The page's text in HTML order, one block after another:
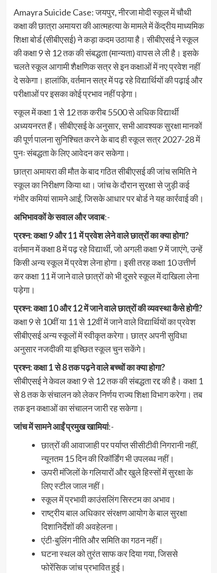
Amayra Suicide Case: जयपुर, नीरजा मोदी स्कूल में चौथी
कक्षा की छात्रा अमायरा की आत्महत्या के मामले में केंद्रीय माध्यमिक
शिक्षा बोर्ड (सीबीएसई) ने कड़ा कदम उठाया है। सीबीएसई ने स्कूल
की कक्षा 9 से 12 तक की संबद्धता (मान्यता) वापस ले ली है। इसके
चलते स्कूल आगामी शैक्षणिक सत्र से इन कक्षाओं में नए प्रवेश नहीं
दे सकेगा। हालांकि, वर्तमान सत्र में पढ़ रहे विद्यार्थियों की पढ़ाई और
परीक्षाओं पर इसका कोई प्रभाव नहीं पड़ेगा।
स्कूल में कक्षा 1 से 12 तक करीब 5500 से अधिक विद्यार्थी
अध्ययनरत हैं। सीबीएसई के अनुसार, सभी आवश्यक सुरक्षा मानकों
की पूर्ण पालना सुनिश्चित करने के बाद ही स्कूल सत्र 2027-28 में
पुनः संबद्धता के लिए आवेदन कर सकेगा।
छात्रा अमायरा की मौत के बाद गठित सीबीएसई की जांच समिति ने
स्कूल का निरीक्षण किया था। जांच के दौरान सुरक्षा से जुड़ी कई
गंभीर कमियां सामने आईं, जिसके आधार पर बोर्ड ने यह कार्रवाई की।
अभिभावकों के सवाल और जवाब:-
प्रश्न: कक्षा 9 और 11 में प्रवेश लेने वाले छात्रों का क्या होगा?
वर्तमान में कक्षा 8 में पढ़ रहे विद्यार्थी, जो अगली कक्षा 9 में जाएंगे, उन्हें
किसी अन्य स्कूल में प्रवेश लेना होगा। इसी तरह कक्षा 10 उत्तीर्ण
कर कक्षा 11 में जाने वाले छात्रों को भी दूसरे स्कूल में दाखिला लेना
पड़ेगा।
प्रश्न: कक्षा 10 और 12 में जाने वाले छात्रों की व्यवस्था कैसे होगी?
कक्षा 9 से 10वीं या 11 से 12वीं में जाने वाले विद्यार्थियों का प्रवेश
सीबीएसई अन्य स्कूलों में स्वीकृत करेगा। छात्र अपनी सुविधा
अनुसार नजदीकी या इच्छित स्कूल चुन सकेंगे।
प्रश्न: कक्षा 1 से 8 तक पढ़ने वाले बच्चों का क्या होगा?
सीबीएसई ने केवल कक्षा 9 से 12 तक की संबद्धता रद्द की है। कक्षा 1
से 8 तक के संचालन को लेकर निर्णय राज्य शिक्षा विभाग करेगा। तब
तक इन कक्षाओं का संचालन जारी रह सकेगा।
जांच में सामने आईं प्रमुख खामियां:-
छात्रों की आवाजाही पर पर्याप्त सीसीटीवी निगरानी नहीं,
न्यूनतम 15 दिन की रिकॉर्डिंग भी उपलब्ध नहीं।
ऊपरी मंजिलों के गलियारों और खुले हिस्सों में सुरक्षा के
लिए स्टील जाल नहीं।
स्कूल में प्रभावी काउंसलिंग सिस्टम का अभाव।
राष्ट्रीय बाल अधिकार संरक्षण आयोग के बाल सुरक्षा
दिशानिर्देशों की अवहेलना।
एंटी-बुलिंग नीति और समिति का गठन नहीं।
घटना स्थल को तुरंत साफ कर दिया गया, जिससे
फोरेंसिक जांच प्रभावित हुई।